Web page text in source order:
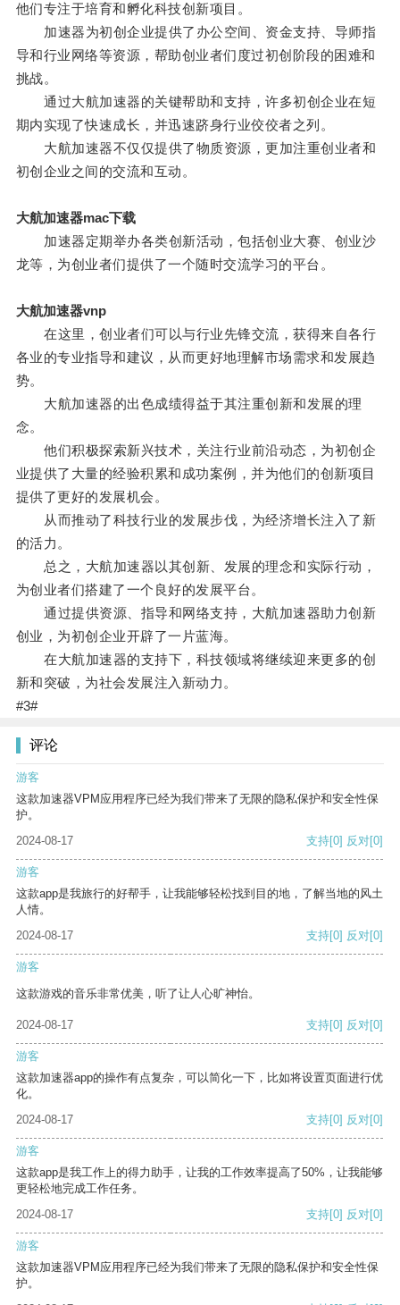
他们专注于培育和孵化科技创新项目。
加速器为初创企业提供了办公空间、资金支持、导师指
导和行业网络等资源，帮助创业者们度过初创阶段的困难和
挑战。
通过大航加速器的关键帮助和支持，许多初创企业在短
期内实现了快速成长，并迅速跻身行业佼佼者之列。
大航加速器不仅仅提供了物质资源，更加注重创业者和
初创企业之间的交流和互动。
大航加速器mac下载
加速器定期举办各类创新活动，包括创业大赛、创业沙
龙等，为创业者们提供了一个随时交流学习的平台。
大航加速器vnp
在这里，创业者们可以与行业先锋交流，获得来自各行
各业的专业指导和建议，从而更好地理解市场需求和发展趋
势。
大航加速器的出色成绩得益于其注重创新和发展的理
念。
他们积极探索新兴技术，关注行业前沿动态，为初创企
业提供了大量的经验积累和成功案例，并为他们的创新项目
提供了更好的发展机会。
从而推动了科技行业的发展步伐，为经济增长注入了新
的活力。
总之，大航加速器以其创新、发展的理念和实际行动，
为创业者们搭建了一个良好的发展平台。
通过提供资源、指导和网络支持，大航加速器助力创新
创业，为初创企业开辟了一片蓝海。
在大航加速器的支持下，科技领域将继续迎来更多的创
新和突破，为社会发展注入新动力。
#3#
评论
游客
这款加速器VPM应用程序已经为我们带来了无限的隐私保护和安全性保
护。
2024-08-17
支持[0] 反对[0]
游客
这款app是我旅行的好帮手，让我能够轻松找到目的地，了解当地的风土
人情。
2024-08-17
支持[0] 反对[0]
游客
这款游戏的音乐非常优美，听了让人心旷神怡。
2024-08-17 支持[0] 反对[0]
游客
这款加速器app的操作有点复杂，可以简化一下，比如将设置页面进行优
化。
2024-08-17
支持[0] 反对[0]
游客
这款app是我工作上的得力助手，让我的工作效率提高了50%，让我能够
更轻松地完成工作任务。
2024-08-17
支持[0] 反对[0]
游客
这款加速器VPM应用程序已经为我们带来了无限的隐私保护和安全性保
护。